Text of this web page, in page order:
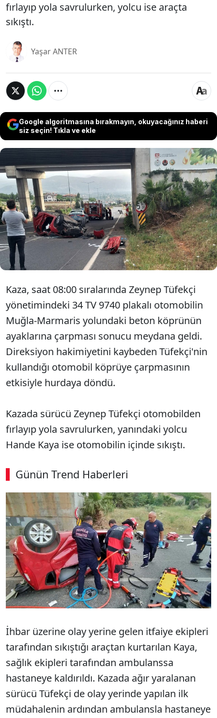
fırlayıp yola savrulurken, yolcu ise araçta
sıkıştı.
Yaşar ANTER
Google algoritmasına bırakmayın, okuyacağınız haberi
siz seçin! Tıkla ve ekle
Muğla'nın Kötekli Mahallesi'nde bu sabah
saatlerinde Muğla Sıtkı Koçman Üniversitesi
Eğitim ve Araştırma Hastanesi önünde meydana
gelen feci kazada sürücü ve yolcusu ağır
yaralandı. Kazada sürücü otomobilden fırlayıp
yola savrulurken, yolcu ise araçta sıkıştı.
Kaza, saat 08:00 sıralarında Zeynep Tüfekçi
yönetimindeki 34 TV 9740 plakalı otomobilin
Muğla-Marmaris yolundaki beton köprünün
ayaklarına çarpması sonucu meydana geldi.
Direksiyon hakimiyetini kaybeden Tüfekçi'nin
kullandığı otomobil köprüye çarpmasının
etkisiyle hurdaya döndü.
Kazada sürücü Zeynep Tüfekçi otomobilden
fırlayıp yola savrulurken, yanındaki yolcu
Hande Kaya ise otomobilin içinde sıkıştı.
Günün Trend Haberleri
İhbar üzerine olay yerine gelen itfaiye ekipleri
tarafından sıkıştığı araçtan kurtarılan Kaya,
sağlık ekipleri tarafından ambulanssa
hastaneye kaldırıldı. Kazada ağır yaralanan
sürücü Tüfekçi de olay yerinde yapılan ilk
müdahalenin ardından ambulansla hastaneye